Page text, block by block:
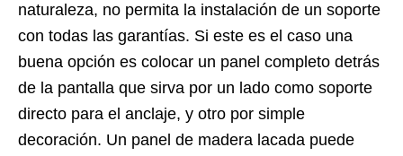
naturaleza, no permita la instalación de un soporte
con todas las garantías. Si este es el caso una
buena opción es colocar un panel completo detrás
de la pantalla que sirva por un lado como soporte
directo para el anclaje, y otro por simple
decoración. Un panel de madera lacada puede